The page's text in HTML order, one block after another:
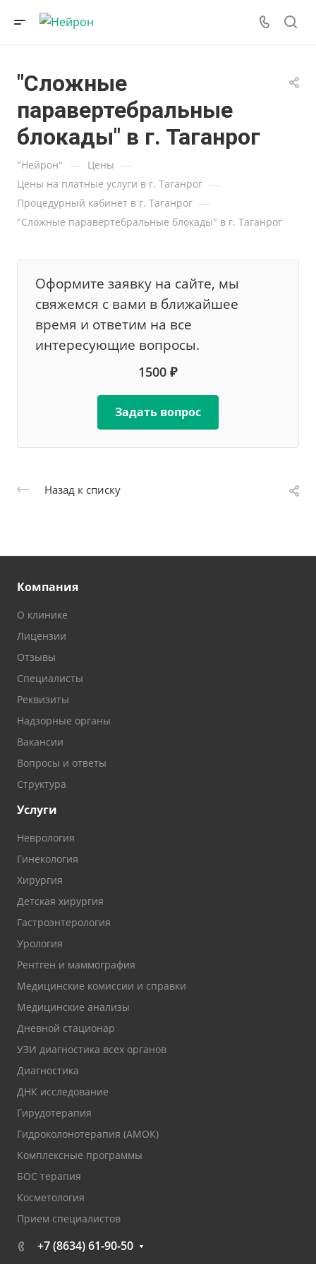
"Сложные
паравертебральные
блокады" в г. Таганрог
"Нейрон" — Цены —
Цены на платные услуги в г. Таганрог —
Процедурный кабинет в г. Таганрог —
"Сложные паравертебральные блокады" в г. Таганрог
Оформите заявку на сайте, мы
свяжемся с вами в ближайшее
время и ответим на все
интересующие вопросы.
1500 ₽
Задать вопрос
Назад к списку
Компания
О клинике
Лицензии
Отзывы
Специалисты
Реквизиты
Надзорные органы
Вакансии
Вопросы и ответы
Структура
Услуги
Неврология
Гинекология
Хирургия
Детская хирургия
Гастроэнтерология
Урология
Рентген и маммография
Медицинские комиссии и справки
Медицинские анализы
Дневной стационар
УЗИ диагностика всех органов
Диагностика
ДНК исследование
Гирудотерапия
Гидроколонотерапия (АМОК)
Комплексные программы
БОС терапия
Косметология
Прием специалистов
+7 (8634) 61-90-50